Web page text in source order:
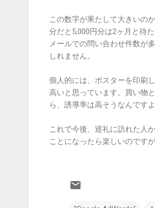
この数字が果たして大きいの
分だと5,000円分は2ヶ月と待
メールでの問い合わせ件数が
しれません。
個人的には、ポスターを印刷
高いと思っています。買い物
ら、誘導率は高そうなんですよ
これで今後、巡礼に訪れた人
ことになったら楽しいのですが